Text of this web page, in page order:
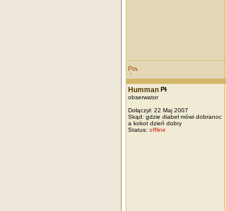
Humman
obserwator
Dołączył: 22 Maj 2007
Skąd: gdzie diabeł mówi dobranoc
a kokot dzień dobry
Status: offline